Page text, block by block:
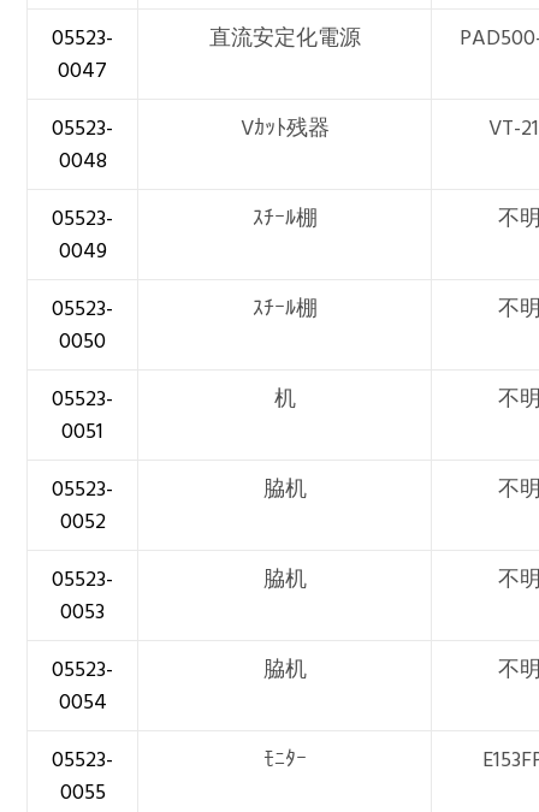
05523-
0047
直流安定化電源
05523-
0048
Vｶｯﾄ残器 VT-
05523-
0049
ｽﾁｰﾙ棚 不
05523-
0050
ｽﾁｰﾙ棚 不
05523-
0051
机 不
05523-
0052
脇机 不
05523-
0053
脇机 不
05523-
0054
脇机 不
05523-
0055
ﾓﾆﾀｰ